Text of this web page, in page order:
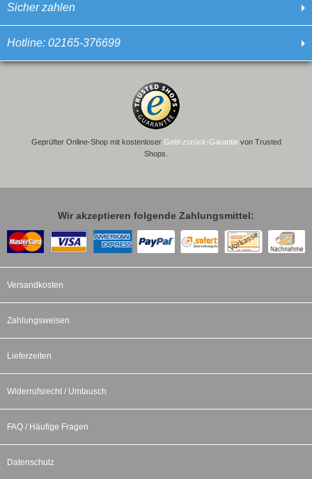
Sicher zahlen
Hotline: 02165-376699
Geprüfter Online-Shop mit kostenloser Geld-zurück-Garantievon Trusted
Shops.
Wir akzeptieren folgende Zahlungsmittel:
Versandkosten
Zahlungsweisen
Lieferzeiten
Widerrufsrecht / Umtausch
FAQ / Häufige Fragen
Datenschutz